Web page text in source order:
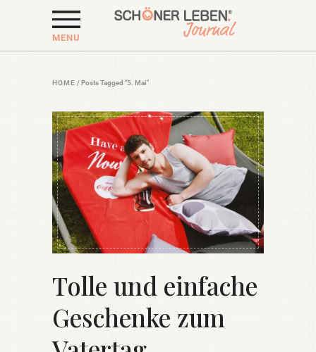
MENU
HOME /Posts Tagged "5. Mai"
Tolle und einfache
Geschenke zum